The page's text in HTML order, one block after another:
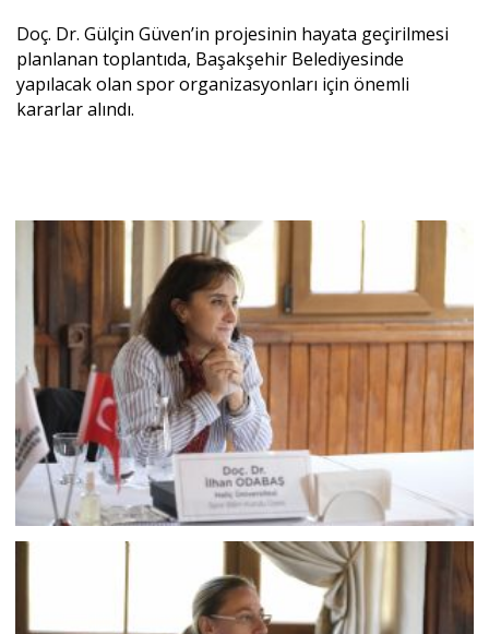
Doç. Dr. Gülçin Güven’in projesinin hayata geçirilmesi
planlanan toplantıda, Başakşehir Belediyesinde
yapılacak olan spor organizasyonları için önemli
kararlar alındı.